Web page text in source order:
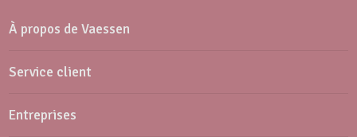
À propos de Vaessen
Service client
Entreprises